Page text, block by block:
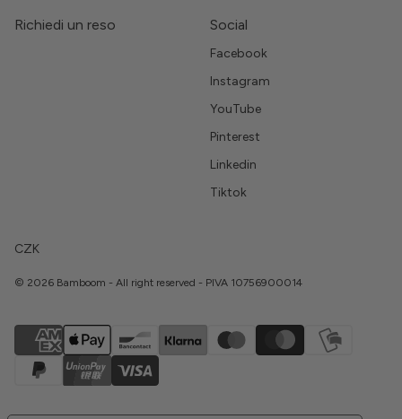
Richiedi un reso Social
Facebook
Instagram
YouTube
Pinterest
Linkedin
Tiktok
CZK
© 2026 Bamboom - All right reserved - PIVA 10756900014